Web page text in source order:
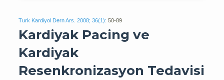
Turk Kardiyol Dern Ars. 2008; 36(1): 50-89
Kardiyak Pacing ve
Kardiyak
Resenkronizasyon Tedavisi